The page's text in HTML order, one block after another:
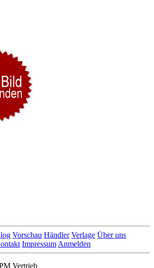
Vorschau Händler Verlage Über uns
Impressum Anmelden
Vertrieb